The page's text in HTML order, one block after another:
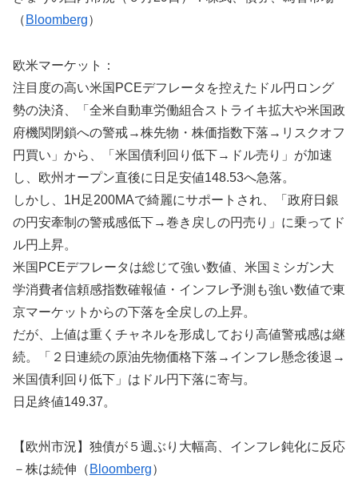
（ Bloomberg）
欧米マーケット：
注目度の高い米国PCEデフレータを控えたドル円ロング
勢の決済、「全米自動車労働組合ストライキ拡大や米国政
府機関閉鎖への警戒→株先物・株価指数下落→リスクオフ
円買い」から、「米国債利回り低下→ドル売り」が加速
し、欧州オープン直後に日足安値148.53へ急落。
しかし、1H足200MAで綺麗にサポートされ、「政府日銀
の円安牽制の警戒感低下→巻き戻しの円売り」に乗ってド
ル円上昇。
米国PCEデフレータは総じて強い数値、米国ミシガン大
学消費者信頼感指数確報値・インフレ予測も強い数値で東
京マーケットからの下落を全戻しの上昇。
だが、上値は重くチャネルを形成しており高値警戒感は継
続。「２日連続の原油先物価格下落→インフレ懸念後退→
米国債利回り低下」はドル円下落に寄与。
日足終値149.37。
【欧州市況】独債が５週ぶり大幅高、インフレ鈍化に反応
－株は続伸（ Bloomberg）